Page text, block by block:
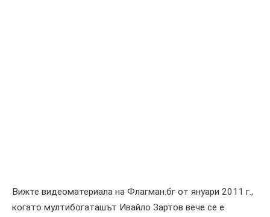
Вижте видеоматериала на Флагман.бг от януари 2011 г.,
когато мултибогаташът Ивайло Зартов вече се е